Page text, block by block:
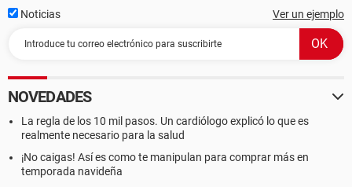
Noticias Ver un ejemplo
NOVEDADES
La regla de los 10 mil pasos. Un cardiólogo explicó lo que es
realmente necesario para la salud
¡No caigas! Así es como te manipulan para comprar más en
temporada navideña